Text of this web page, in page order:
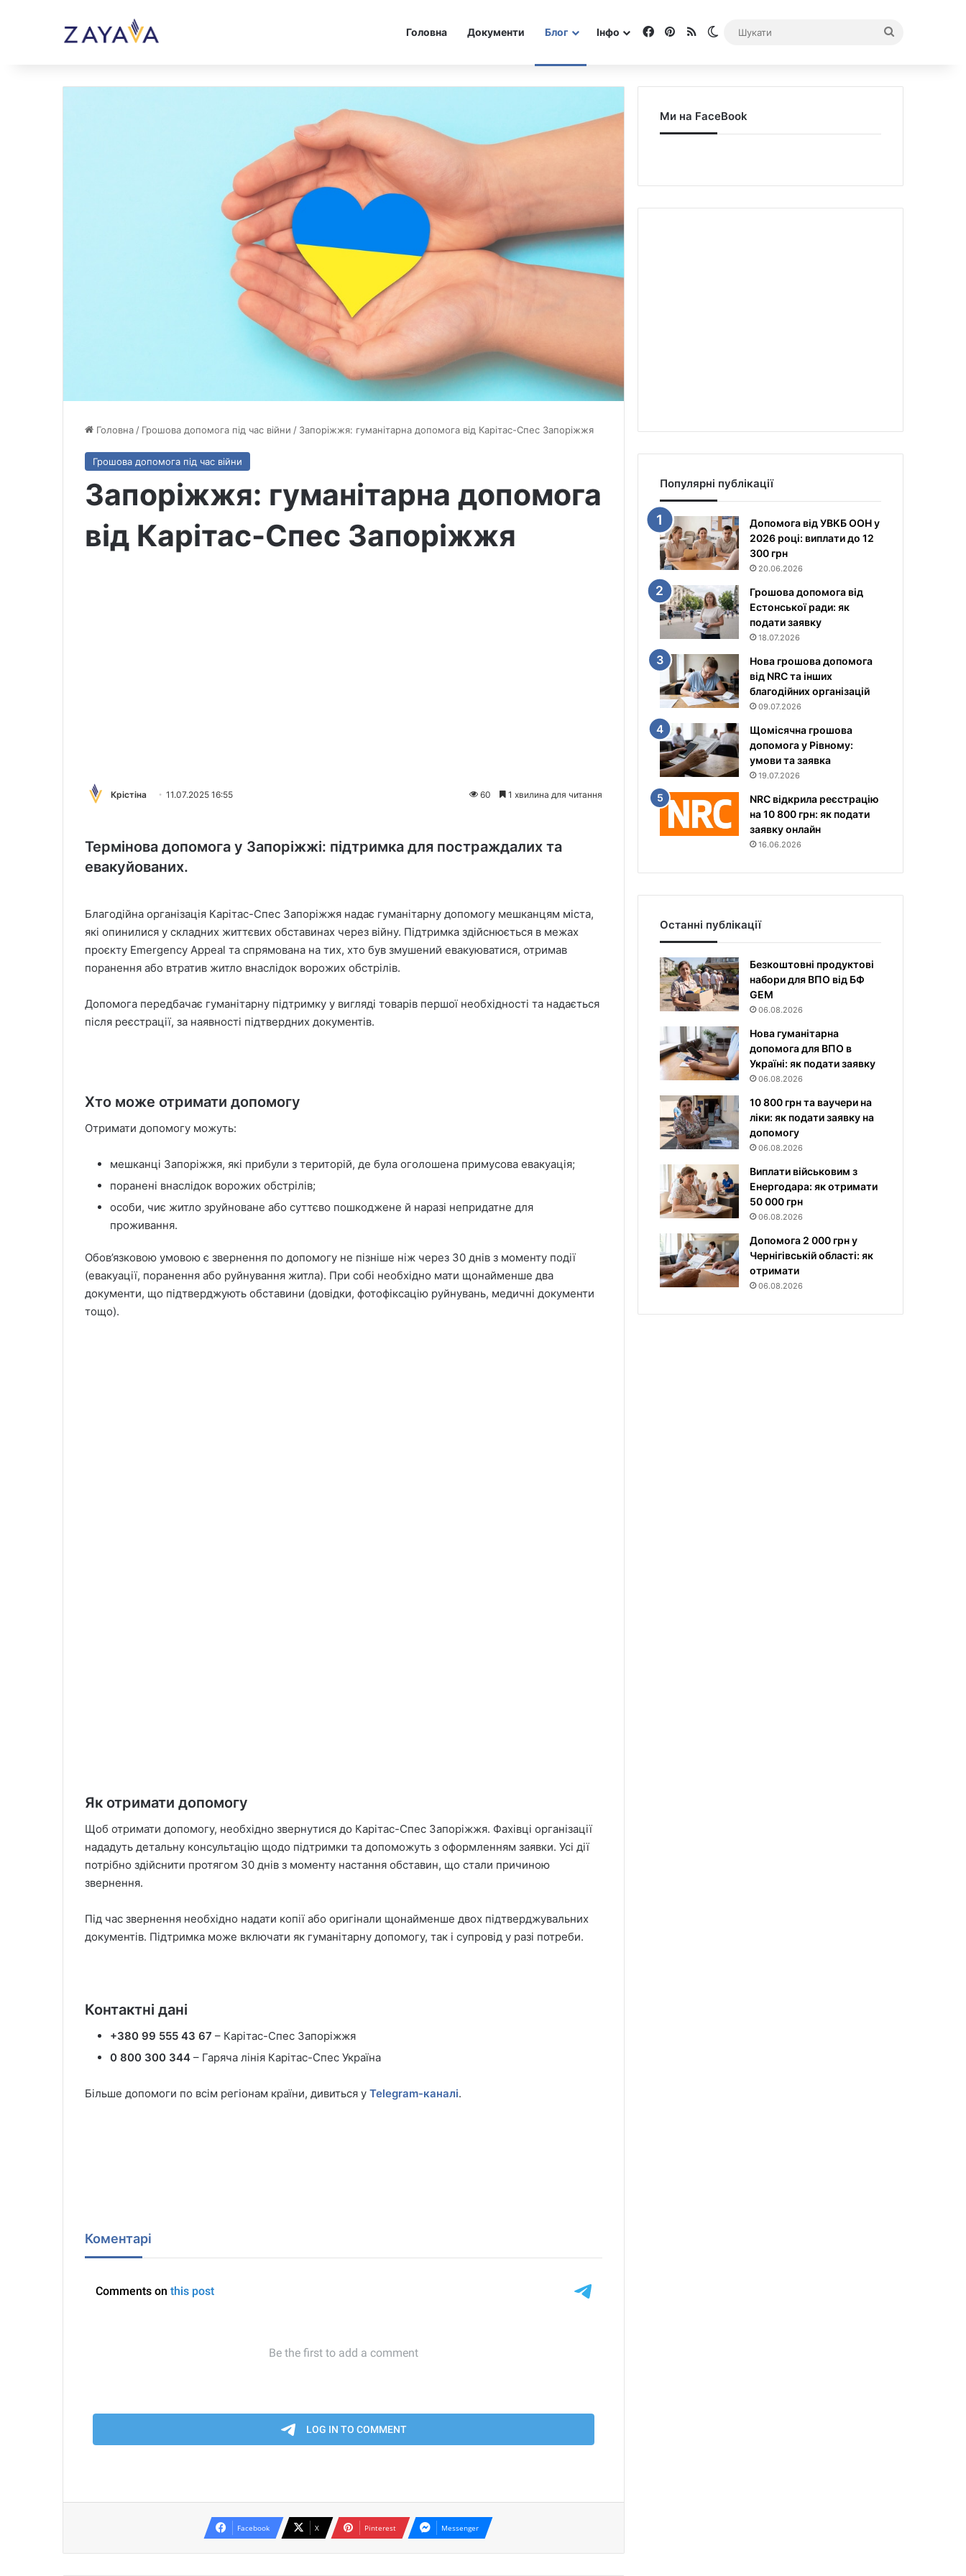
Головна Документи Блог Інфо Facebook
Pinterest
RSS Switch skin
Головна/ Грошова допомога під час війни / Запоріжжя: гуманітарна допомога від Карітас-Спес Запоріжжя
Грошова допомога під час війни
Запоріжжя: гуманітарна допомога
від Карітас-Спес Запоріжжя
Крістіна 11.07.2025 16:55 60 1 хвилина для читання
Термінова допомога у Запоріжжі: підтримка для постраждалих та
евакуйованих.
Благодійна організація Карітас-Спес Запоріжжя надає гуманітарну допомогу мешканцям міста,
які опинилися у складних життєвих обставинах через війну. Підтримка здійснюється в межах
проєкту Emergency Appeal та спрямована на тих, хто був змушений евакуюватися, отримав
поранення або втратив житло внаслідок ворожих обстрілів.
Допомога передбачає гуманітарну підтримку у вигляді товарів першої необхідності та надається
після реєстрації, за наявності підтвердних документів.
Хто може отримати допомогу
Отримати допомогу можуть:
мешканці Запоріжжя, які прибули з територій, де була оголошена примусова евакуація;
поранені внаслідок ворожих обстрілів;
особи, чиє житло зруйноване або суттєво пошкоджене й наразі непридатне для
проживання.
Обов’язковою умовою є звернення по допомогу не пізніше ніж через 30 днів з моменту події
(евакуації, поранення або руйнування житла). При собі необхідно мати щонайменше два
документи, що підтверджують обставини (довідки, фотофіксацію руйнувань, медичні документи
тощо).
Як отримати допомогу
Щоб отримати допомогу, необхідно звернутися до Карітас-Спес Запоріжжя. Фахівці організації
нададуть детальну консультацію щодо підтримки та допоможуть з оформленням заявки. Усі дії
потрібно здійснити протягом 30 днів з моменту настання обставин, що стали причиною
звернення.
Під час звернення необхідно надати копії або оригінали щонайменше двох підтверджувальних
документів. Підтримка може включати як гуманітарну допомогу, так і супровід у разі потреби.
Контактні дані
+380 99 555 43 67 – Карітас-Спес Запоріжжя
0 800 300 344 – Гаряча лінія Карітас-Спес Україна
Більше допомоги по всім регіонам країни, дивиться у Telegram-каналі.
Коментарі
Facebook X Pinterest Messenger
Ми на FaceBook
Популярні публікації
Допомога від УВКБ ООН у
2026 році: виплати до 12
300 грн
20.06.2026
Грошова допомога від
Естонської ради: як
подати заявку
18.07.2026
Нова грошова допомога
від NRC та інших
благодійних організацій
09.07.2026
Щомісячна грошова
допомога у Рівному:
умови та заявка
19.07.2026
NRC відкрила реєстрацію
на 10 800 грн: як подати
заявку онлайн
16.06.2026
Останні публікації
Безкоштовні продуктові
набори для ВПО від БФ
GEM
06.08.2026
Нова гуманітарна
допомога для ВПО в
Україні: як подати заявку
06.08.2026
10 800 грн та ваучери на
ліки: як подати заявку на
допомогу
06.08.2026
Виплати військовим з
Енергодара: як отримати
50 000 грн
06.08.2026
Допомога 2 000 грн у
Чернігівській області: як
отримати
06.08.2026